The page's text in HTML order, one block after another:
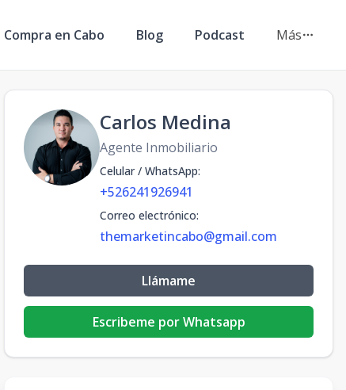
Compra en Cabo Blog Podcast Más
Carlos Medina
Agente Inmobiliario
Celular / WhatsApp:
+526241926941
Correo electrónico:
themarketincabo@gmail.com
Llámame
Escribeme por Whatsapp